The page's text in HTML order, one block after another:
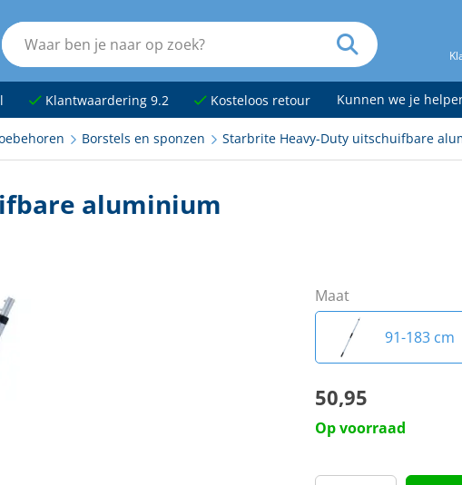
Klantwaardering 9.2 Kosteloos retour Kunnen we je
Borstels en sponzen Starbrite Heavy-Duty uitschuifbare
aluminium
Maat
91-183 cm
50,95
Op voorraad